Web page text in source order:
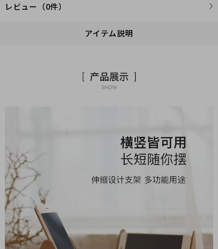
レビュー（0件）
アイテム説明